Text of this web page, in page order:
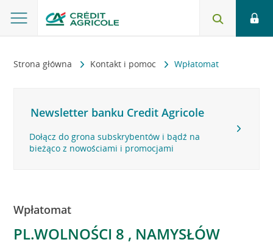
Strona główna Kontakt i pomoc Wpłatomat
Newsletter banku Credit Agricole
Dołącz do grona subskrybentów i bądź na
bieżąco z nowościami i promocjami
Wpłatomat
PL.WOLNOŚCI 8 , NAMYSŁÓW